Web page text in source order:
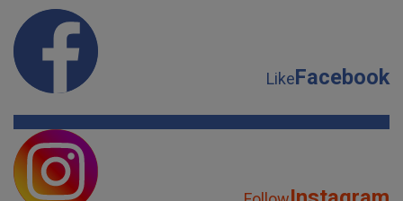
LikeFacebook